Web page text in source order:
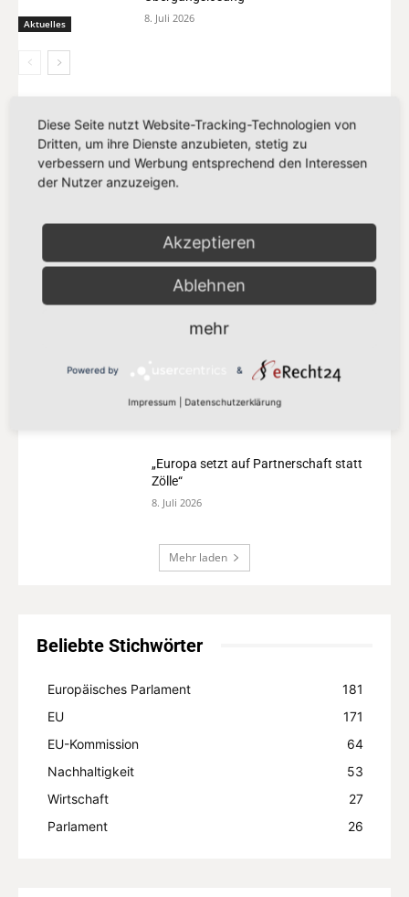
Aktuelles 8. Juli 2026
MEIST GELESEN
„Vorschlag bleibt hinter den
Klimazielen zurück“
„Europa darf seinen Zahlungsverkehr
nicht länger anderen überlassen“
13. Juli 2026
„Der Kampf gegen Missbrauchsbilder
im Netz verdient mehr als eine
Übergangslösung“
„Europa setzt auf Partnerschaft statt
Zölle“
8. Juli 2026
Mehr laden
Beliebte Stichwörter
Europäisches Parlament
181
EU
171
EU-Kommission
64
Nachhaltigkeit
53
Wirtschaft
27
Parlament
26
Diese Seite nutzt Website-Tracking-Technologien von
Dritten, um ihre Dienste anzubieten, stetig zu
verbessern und Werbung entsprechend den Interessen
der Nutzer anzuzeigen.
Akzeptieren
Ablehnen
mehr
Powered by &
Impressum Datenschutzerklärung